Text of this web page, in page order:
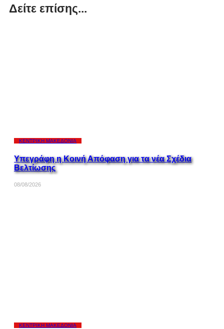
Δείτε επίσης...
ΚΕΝΤΡΙΚΉ ΜΑΚΕΔΟΝΊΑ
Υπεγράφη η Κοινή Απόφαση για τα νέα Σχέδια
Βελτίωσης
08/08/2026
ΚΕΝΤΡΙΚΉ ΜΑΚΕΔΟΝΊΑ